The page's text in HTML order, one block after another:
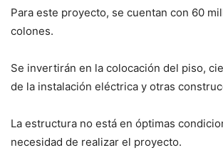
Para este proyecto, se cuentan con 60
colones.
Se invertirán en la colocación del piso,
de la instalación eléctrica y otras
La estructura no está en óptimas
necesidad de realizar el proyecto.